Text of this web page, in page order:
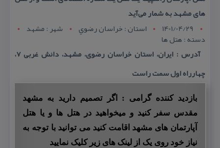
های مشهد به شمار می‌آید
1401/04/29
استان : خراسان رضوي شهر : مشهد
دسته : هتل ها
آدرس : ایران، استان خراسان رضوی، مشهد، دانش غربی ۷،
چهارراه اول سمت راست
بازدید کننده گرامی : اگر تصمیم دارید به مشهد
مقدس سفر کنید و میخواهید در هتل ها و یا هتل
آپارتمان های مشهد اقامت کنید می توانید با توجه به
نیاز خود روی یک از لینک های زیر کلیک نمایید